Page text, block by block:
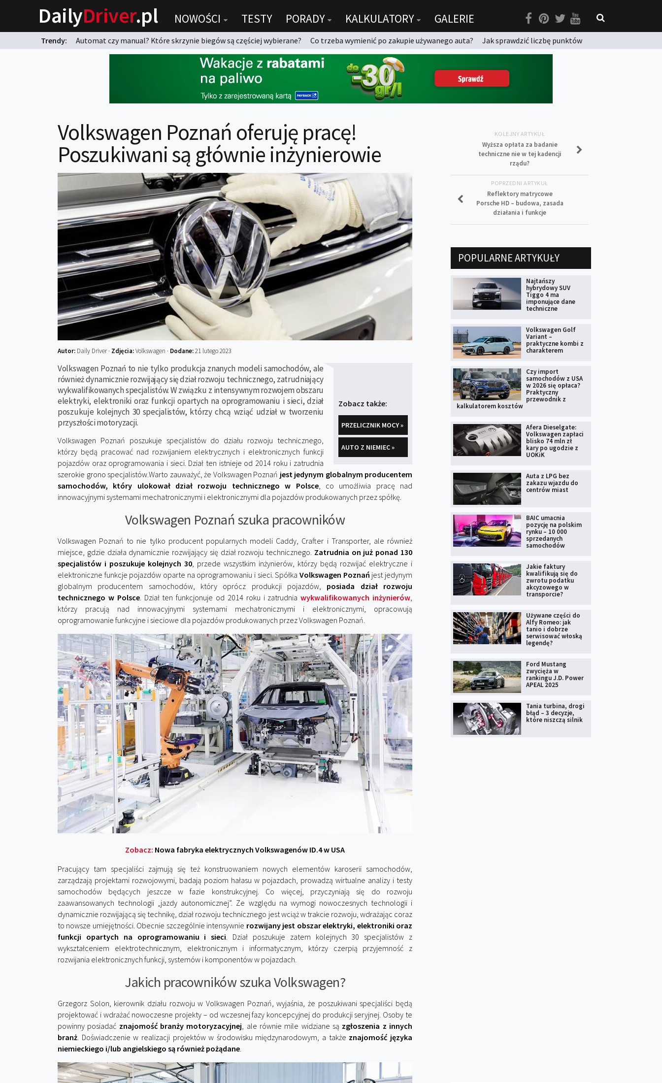
DailyDriver.pl NOWOŚCI TESTY PORADY KALKULATORY GALERIE
Trendy: Automat czy manual? Które skrzynie biegów są częściej wybierane? Co trzeba wymienić po zakupie używanego auta?
Jak sprawdzić liczbę punktów
Volkswagen Poznań oferuję pracę!
Poszukiwani są głównie inżynierowie
Autor: Daily Driver · Zdjęcia:Volkswagen · Dodane:21 lutego 2023
Zobacz także:
PRZELICZNIK MOCY »
AUTO Z NIEMIEC »
Volkswagen Poznań to nie tylko produkcja znanych modeli samochodów, ale
również dynamicznie rozwijający się dział rozwoju technicznego, zatrudniający
wykwalifikowanych specjalistów. W związku z intensywnym rozwojem obszaru
elektryki, elektroniki oraz funkcji opartych na oprogramowaniu i sieci, dział
poszukuje kolejnych 30 specjalistów, którzy chcą wziąć udział w tworzeniu
przyszłości motoryzacji.
Volkswagen Poznań poszukuje specjalistów do działu rozwoju technicznego,
którzy będą pracować nad rozwijaniem elektrycznych i elektronicznych funkcji
pojazdów oraz oprogramowania i sieci. Dział ten istnieje od 2014 roku i zatrudnia
szerokie grono specjalistów.Warto zauważyć, że Volkswagen Poznań jest jedynym globalnym producentem
samochodów, który ulokował dział rozwoju technicznego w Polsce, co umożliwia pracę nad
innowacyjnymi systemami mechatronicznymi i elektronicznymi dla pojazdów produkowanych przez spółkę.
Volkswagen Poznań szuka pracowników
Volkswagen Poznań to nie tylko producent popularnych modeli Caddy, Crafter i Transporter, ale również
miejsce, gdzie działa dynamicznie rozwijający się dział rozwoju technicznego. Zatrudnia on już ponad 130
specjalistów i poszukuje kolejnych 30, przede wszystkim inżynierów, którzy będą rozwijać elektryczne i
elektroniczne funkcje pojazdów oparte na oprogramowaniu i sieci. Spółka Volkswagen Poznań jest jedynym
globalnym producentem samochodów, który oprócz produkcji pojazdów, posiada dział rozwoju
technicznego w Polsce. Dział ten funkcjonuje od 2014 roku i zatrudniawykwalifikowanych inżynierów,
którzy pracują nad innowacyjnymi systemami mechatronicznymi i elektronicznymi, opracowują
oprogramowanie funkcyjne i sieciowe dla pojazdów produkowanych przez Volkswagen Poznań.
Zobacz: Nowa fabryka elektrycznych Volkswagenów ID.4 w USA
Pracujący tam specjaliści zajmują się też konstruowaniem nowych elementów karoserii samochodów,
zarządzają projektami rozwojowymi, badają poziom hałasu w pojazdach, prowadzą wirtualne analizy i testy
samochodów będących jeszcze w fazie konstrukcyjnej. Co więcej, przyczyniają się do rozwoju
zaawansowanych technologii „jazdy autonomicznej”. Ze względu na wymogi nowoczesnych technologii i
dynamicznie rozwijającą się technikę, dział rozwoju technicznego jest wciąż w trakcie rozwoju, wdrażając coraz
to nowsze umiejętności. Obecnie szczególnie intensywnie rozwijany jest obszar elektryki, elektroniki oraz
funkcji opartych na oprogramowaniu i sieci. Dział poszukuje zatem kolejnych 30 specjalistów z
wykształceniem elektrotechnicznym, elektronicznym i informatycznym, którzy czerpią przyjemność z
rozwijania elektronicznych funkcji, systemów i komponentów w pojazdach.
Jakich pracowników szuka Volkswagen?
Grzegorz Solon, kierownik działu rozwoju w Volkswagen Poznań, wyjaśnia, że poszukiwani specjaliści będą
projektować i wdrażać nowoczesne projekty – od wczesnej fazy koncepcyjnej do produkcji seryjnej. Osoby te
powinny posiadać znajomość branży motoryzacyjnej, ale równie mile widziane są zgłoszenia z innych
branż. Doświadczenie w realizacji projektów w środowisku międzynarodowym, a także znajomość języka
niemieckiego i/lub angielskiego są również pożądane.
KOLEJNY ARTYKUŁ
Wyższa opłata za badanie
techniczne nie w tej kadencji
rządu?
POPRZEDNI ARTYKUŁ
Reflektory matrycowe
Porsche HD – budowa, zasada
działania i funkcje
POPULARNE ARTYKUŁY
Najtańszy
hybrydowy SUV
Tiggo 4 ma
imponujące dane
techniczne
Volkswagen Golf
Variant –
praktyczne kombi z
charakterem
Czy import
samochodów z USA
w 2026 się opłaca?
Praktyczny
przewodnik z
kalkulatorem kosztów
Afera Dieselgate:
Volkswagen zapłaci
blisko 74 mln zł
kary po ugodzie z
UOKiK
Auta z LPG bez
zakazu wjazdu do
centrów miast
BAIC umacnia
pozycję na polskim
rynku – 10 000
sprzedanych
samochodów
Jakie faktury
kwalifikują się do
zwrotu podatku
akcyzowego w
transporcie?
Używane części do
Alfy Romeo: jak
tanio i dobrze
serwisować włoską
legendę?
Ford Mustang
zwycięża w
rankingu J.D. Power
APEAL 2025
Tania turbina, drogi
błąd – 3 decyzje,
które niszczą silnik